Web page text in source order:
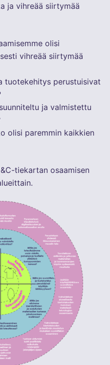
ja vihreää siirtymää
olisi
vihreää siirtymää
tuotekehitys perustuisivat
ja valmistettu
olisi paremmin kaikkien
tiekartan osaamisen